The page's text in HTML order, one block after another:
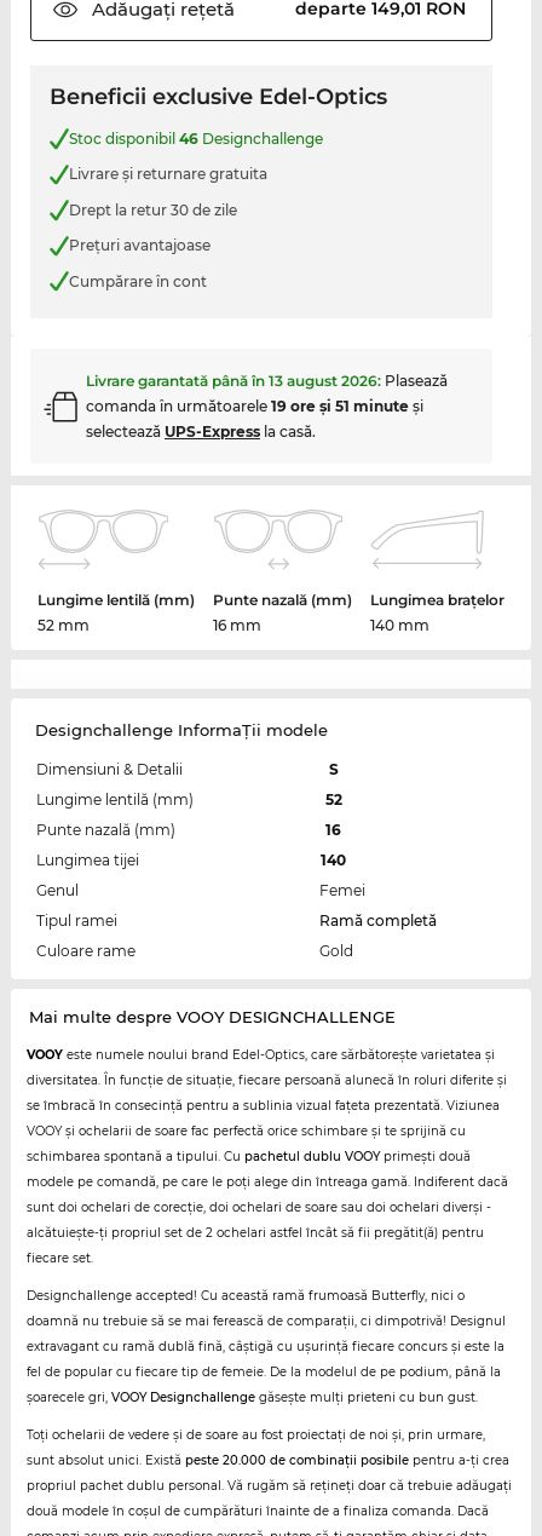
Adăugați rețetă departe 149,01 RON
Beneficii exclusive Edel-Optics
Stoc disponibil 46Designchallenge
Livrare şi returnare gratuita
Drept la retur 30 de zile
Preţuri avantajoase
Cumpărare în cont
Livrare garantată până în 13 august 2026: Plasează
comanda în următoarele 19 ore şi 51 minuteşi
selectează UPS-Expressla casă.
Lungime lentilă (mm)
52 mm
Punte nazală (mm)
16 mm
Lungimea brațelor
140 mm
Designchallenge InformaŢii modele
Dimensiuni & Detalii
S
Lungime lentilă (mm)
52
Punte nazală (mm)
16
Lungimea tijei
140
Genul
Femei
Tipul ramei
Ramă completă
Culoare rame
Gold
Mai multe despre VOOY DESIGNCHALLENGE
VOOYeste numele noului brand Edel-Optics, care sărbătorește varietatea și
diversitatea. În funcție de situație, fiecare persoană alunecă în roluri diferite și
se îmbracă în consecință pentru a sublinia vizual fațeta prezentată. Viziunea
VOOY și ochelarii de soare fac perfectă orice schimbare și te sprijină cu
schimbarea spontană a tipului. Cu pachetul dublu VOOYprimești două
modele pe comandă, pe care le poți alege din întreaga gamă. Indiferent dacă
sunt doi ochelari de corecție, doi ochelari de soare sau doi ochelari diverși -
alcătuiește-ți propriul set de 2 ochelari astfel încât să fii pregătit(ă) pentru
fiecare set.
Designchallenge accepted! Cu această ramă frumoasă Butterfly, nici o
doamnă nu trebuie să se mai ferească de comparații, ci dimpotrivă! Designul
extravagant cu ramă dublă fină, câștigă cu ușurință fiecare concurs și este la
fel de popular cu fiecare tip de femeie. De la modelul de pe podium, până la
șoarecele gri, VOOY Designchallengegăsește mulți prieteni cu bun gust.
Toți ochelarii de vedere și de soare au fost proiectați de noi și, prin urmare,
sunt absolut unici. Există peste 20.000 de combinații posibilepentru a-ți crea
propriul pachet dublu personal. Vă rugăm să rețineți doar că trebuie adăugați
două modele în coșul de cumpărături înainte de a finaliza comanda. Dacă